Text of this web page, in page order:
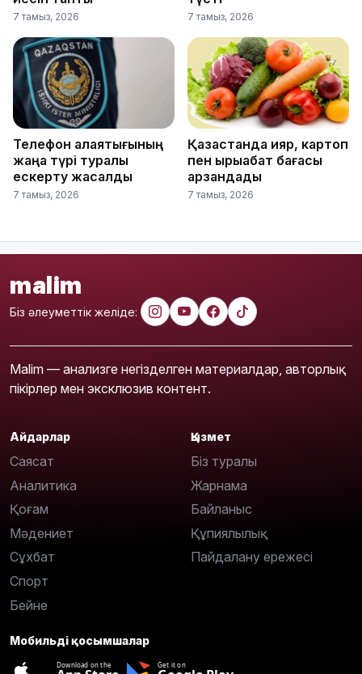
7 тамыз, 2026 7 тамыз, 2026
Телефон алаяқтығының
жаңа түрі туралы
ескерту жасалды
7 тамыз, 2026
Қазақстанда қияр, картоп
пен қырыққабат бағасы
арзандады
7 тамыз, 2026
malim
Біз әлеуметтік желіде:
Malim — анализге негізделген материалдар, авторлық
пікірлер мен эксклюзив контент.
Айдарлар
Саясат
Аналитика
Қоғам
Мәдениет
Сұхбат
Спорт
Бейне
Қызмет
Біз туралы
Жарнама
Байланыс
Құпиялылық
Пайдалану ережесі
Мобильді қосымшалар
Download on the Get it on